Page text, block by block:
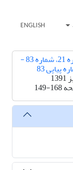
ENGLISH
دوره 21، شماره 83 -
پیاپی 83
149-168